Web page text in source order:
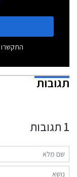
התקשרו
תגובות
1 תגובות